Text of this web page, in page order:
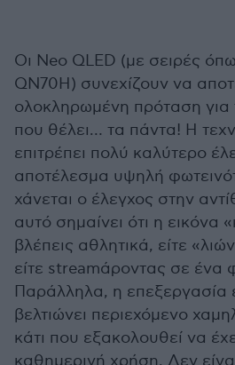
Οι Neo QLED (με σειρές
QN70H) συνεχίζουν να
ολοκληρωμένη πρόταση για
που θέλει… τα πάντα! Η
επιτρέπει πολύ καλύτερο
αποτέλεσμα υψηλή
χάνεται ο έλεγχος στην
αυτό σημαίνει ότι η εικόνα
βλέπεις αθλητικά, είτε
είτε streamάροντας σε ένα
Παράλληλα, η επεξεργασία
βελτιώνει περιεχόμενο
κάτι που εξακολουθεί να
καθημερινή χρήση. Δεν